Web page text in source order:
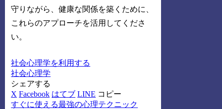
守りながら、健康な関係を築くために、
これらのアプローチを活用してくださ
い。
社会心理学を利用する
社会心理学
シェアする
X Facebook はてブ LINE コピー
すぐに使える最強の心理テクニック